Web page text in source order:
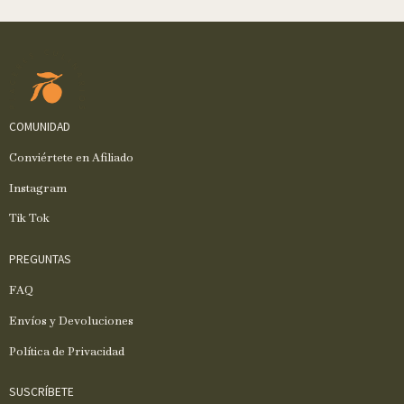
COMUNIDAD
Conviértete en Afiliado
Instagram
Tik Tok
PREGUNTAS
FAQ
Envíos y Devoluciones
Política de Privacidad
SUSCRÍBETE